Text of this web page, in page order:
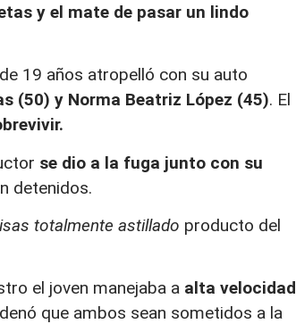
y el mate de pasar un lindo
19 años atropelló con su auto
(50) y Norma Beatriz López (45). El
se dio a la fuga junto con su
detenidos.
totalmente astillado producto del
el joven manejaba a alta velocidad
que ambos sean sometidos a la